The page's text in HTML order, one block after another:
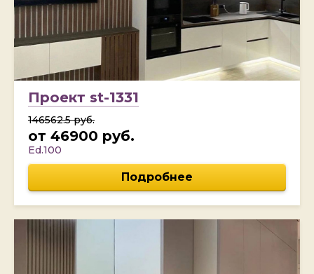
Проект st-1331
146562.5 руб.
от 46900 руб.
Ed.100
Подробнее